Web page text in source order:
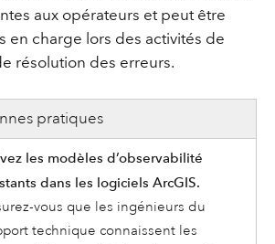
aux opérateurs et peut être
en charge lors des activités de
résolution des erreurs.
pratiques
les modèles d’observabilité
dans les logiciels ArcGIS.
vous que les ingénieurs du
technique connaissent les